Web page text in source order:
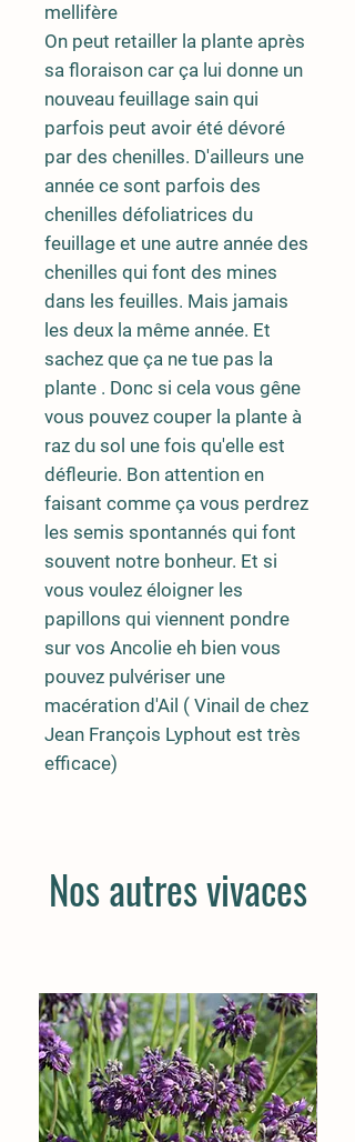
mellifère
On peut retailler la plante après
sa floraison car ça lui donne un
nouveau feuillage sain qui
parfois peut avoir été dévoré
par des chenilles. D'ailleurs une
année ce sont parfois des
chenilles défoliatrices du
feuillage et une autre année des
chenilles qui font des mines
dans les feuilles. Mais jamais
les deux la même année. Et
sachez que ça ne tue pas la
plante . Donc si cela vous gêne
vous pouvez couper la plante à
raz du sol une fois qu'elle est
défleurie. Bon attention en
faisant comme ça vous perdrez
les semis spontannés qui font
souvent notre bonheur. Et si
vous voulez éloigner les
papillons qui viennent pondre
sur vos Ancolie eh bien vous
pouvez pulvériser une
macération d'Ail ( Vinail de chez
Jean François Lyphout est très
efficace)
Nos autres vivaces